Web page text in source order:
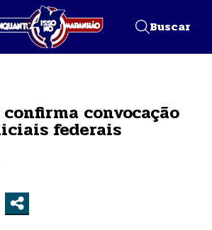
Buscar
convocação
federais